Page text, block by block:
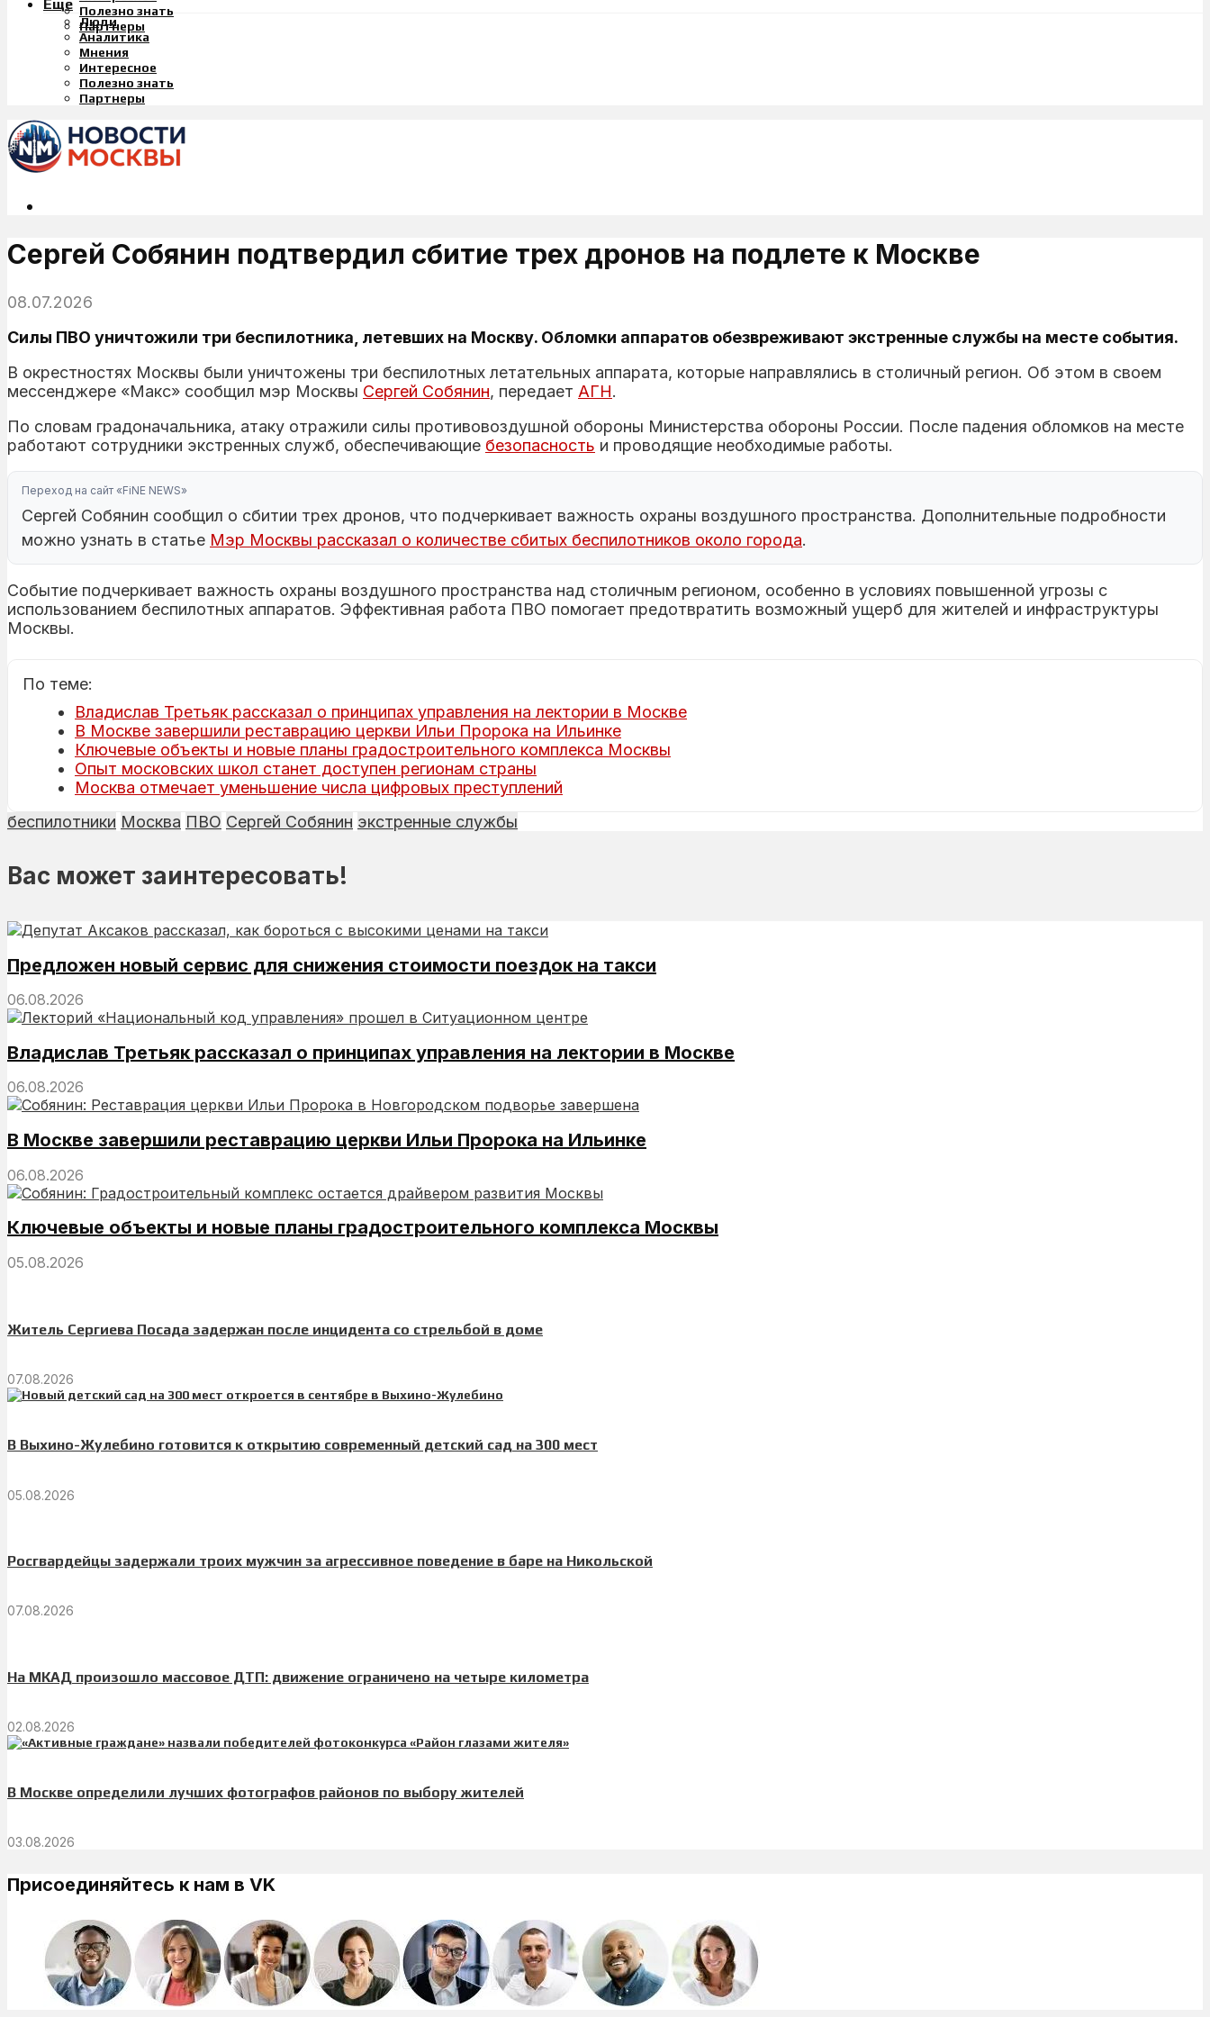
Полезно знать
Партнеры
Еще
Люди
Аналитика
Мнения
Интересное
Полезно знать
Партнеры
Сергей Собянин подтвердил сбитие трех дронов на подлете к Москве
08.07.2026
Силы ПВО уничтожили три беспилотника, летевших на Москву. Обломки аппаратов обезвреживают экстренные службы на месте события.
В окрестностях Москвы были уничтожены три беспилотных летательных аппарата, которые направлялись в столичный регион. Об этом в своем
мессенджере «Макс» сообщил мэр Москвы Сергей Собянин, передает АГН.
По словам градоначальника, атаку отражили силы противовоздушной обороны Министерства обороны России. После падения обломков на месте
работают сотрудники экстренных служб, обеспечивающие безопасность и проводящие необходимые работы.
Переход на сайт «FiNE NEWS»
Сергей Собянин сообщил о сбитии трех дронов, что подчеркивает важность охраны воздушного пространства. Дополнительные подробности
можно узнать в статье Мэр Москвы рассказал о количестве сбитых беспилотников около города.
Событие подчеркивает важность охраны воздушного пространства над столичным регионом, особенно в условиях повышенной угрозы с
использованием беспилотных аппаратов. Эффективная работа ПВО помогает предотвратить возможный ущерб для жителей и инфраструктуры
Москвы.
По теме:
Владислав Третьяк рассказал о принципах управления на лектории в Москве
В Москве завершили реставрацию церкви Ильи Пророка на Ильинке
Ключевые объекты и новые планы градостроительного комплекса Москвы
Опыт московских школ станет доступен регионам страны
Москва отмечает уменьшение числа цифровых преступлений
беспилотники Москва ПВО Сергей Собянин экстренные службы
Вас может заинтересовать!
Предложен новый сервис для снижения стоимости поездок на такси
06.08.2026
Владислав Третьяк рассказал о принципах управления на лектории в Москве
06.08.2026
В Москве завершили реставрацию церкви Ильи Пророка на Ильинке
06.08.2026
Ключевые объекты и новые планы градостроительного комплекса Москвы
05.08.2026
Житель Сергиева Посада задержан после инцидента со стрельбой в доме
07.08.2026
В Выхино-Жулебино готовится к открытию современный детский сад на 300 мест
05.08.2026
Росгвардейцы задержали троих мужчин за агрессивное поведение в баре на Никольской
07.08.2026
На МКАД произошло массовое ДТП: движение ограничено на четыре километра
02.08.2026
В Москве определили лучших фотографов районов по выбору жителей
03.08.2026
Присоединяйтесь к нам в VK